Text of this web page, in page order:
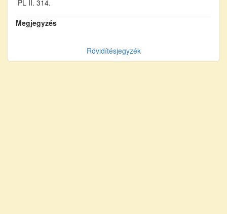
PL II. 314.
Megjegyzés
Rövidítésjegyzék